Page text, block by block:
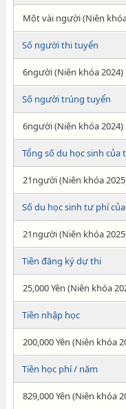
Một vài người (Niên
Số người thi tuyển
6người (Niên khóa 2024)
Số người trúng tuyển
6người (Niên khóa 2024)
Tổng số du học sinh của
21người (Niên khóa
Số du học sinh tư phí
21người (Niên khóa
Tiền đăng ký dự thi
25,000 Yên (Niên khóa
Tiền nhập học
200,000 Yên (Niên khóa
Tiền học phí / năm
829,000 Yên (Niên khóa